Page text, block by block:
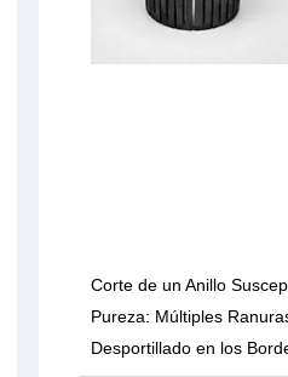
Corte de un Anillo
Pureza: Múltiples
Desportillado en los